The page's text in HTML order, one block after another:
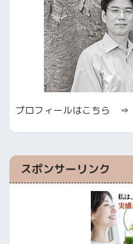
プロフィールはこちら ⇒
スポンサーリンク